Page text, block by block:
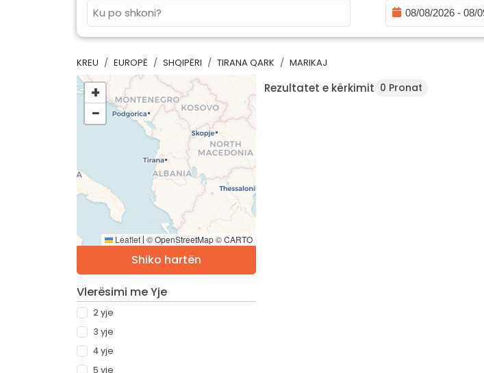
KREU EUROPË SHQIPËRI TIRANA QARK MARIKAJ
+
−
Leaflet | © OpenStreetMap © CARTO
Shiko hartën
Vlerësimi me Yje
2 yje
3 yje
4 yje
5 yje
Rezultatet e kërkimit 0 Pronat